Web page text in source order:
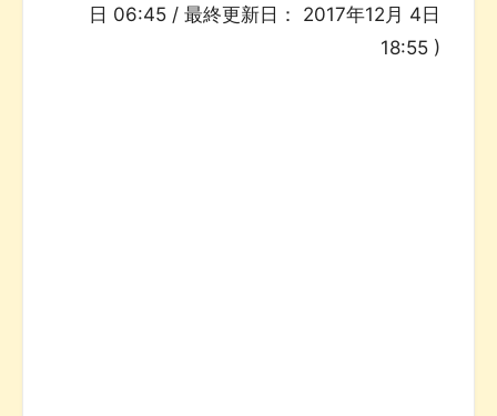
日 06:45 / 最終更新日： 2017年12月 4日
18:55 )